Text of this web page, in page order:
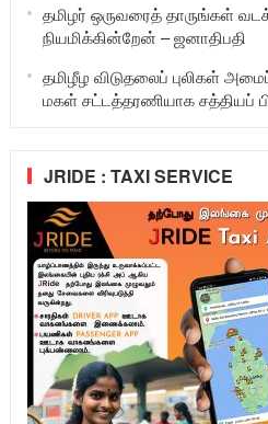
தமிழர் ஒருவரைத் தாருங்கள்
நியமிக்கின்றேன் – ஜனாதிபதி
தமிழீழ விடுதலைப் புலிகள்
மகள் சட்டத்தரணியாக சத்தியப்
JRIDE : TAXI SERVICE